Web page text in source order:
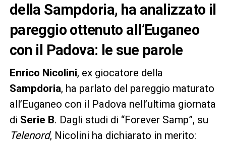
della Sampdoria, ha analizzato il
pareggio ottenuto all’Euganeo
con il Padova: le sue parole
Enrico Nicolini, ex giocatore della
Sampdoria, ha parlato del pareggio maturato
all’Euganeo con il Padova nell’ultima giornata
di Serie B. Dagli studi di “Forever Samp”, su
Telenord, Nicolini ha dichiarato in merito: